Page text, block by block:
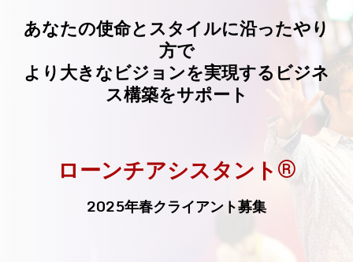
あなたの使命とスタイルに沿ったやり
方で
より大きなビジョンを実現するビジネ
ス構築をサポート
ローンチアシスタント ®
2025年春クライアント募集